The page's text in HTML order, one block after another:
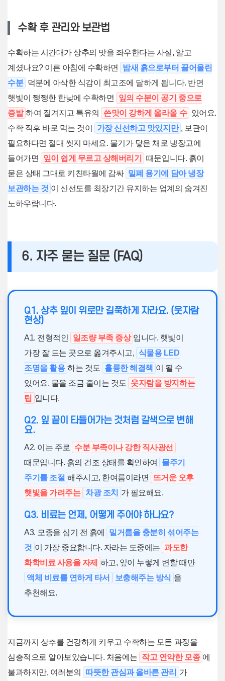
수확 후 관리와 보관법
수확하는 시간대가 상추의 맛을 좌우한다는 사실, 알고
계셨나요? 이른 아침에 수확하면
밤새 흙으로부터 끌어올린
수분 덕분에 아삭한 식감이 최고조에 달하게 됩니다. 반면
햇빛이 쨍쨍한 한낮에 수확하면
잎의 수분이 공기 중으로
증발 하여 질겨지고 특유의 쓴맛이 강하게 올라올 수 있어요.
수확 직후 바로 먹는 것이
가장 신선하고 맛있지만 , 보관이
필요하다면 절대 씻지 마세요. 물기가 닿은 채로 냉장고에
들어가면
잎이 쉽게 무르고 상해버리기
때문입니다. 흙이
묻은 상태 그대로 키친타월에 감싸 밀폐 용기에 담아 냉장
보관하는 것 이 신선도를 최장기간 유지하는 업계의 숨겨진
노하우랍니다.
6. 자주 묻는 질문 (FAQ)
Q1. 상추 잎이 위로만 길쭉하게 자라요. (웃자람
현상)
A1. 전형적인 일조량 부족 증상 입니다. 햇빛이
가장 잘 드는 곳으로 옮겨주시고, 식물용 LED
조명을 활용 하는 것도 훌륭한 해결책 이 될 수
있어요. 물을 조금 줄이는 것도
웃자람을 방지하는
팁 입니다.
Q2. 잎 끝이 타들어가는 것처럼 갈색으로 변해
요.
A2. 이는 주로
수분 부족이나 강한 직사광선
때문입니다. 흙의 건조 상태를 확인하여
물주기
주기를 조절 해주시고, 한여름이라면
뜨거운 오후
햇빛을 가려주는
차광 조치 가 필요해요.
Q3. 비료는 언제, 어떻게 주어야 하나요?
A3. 모종을 심기 전 흙에
밑거름을 충분히 섞어주는
것 이 가장 중요합니다. 자라는 도중에는 과도한
화학비료 사용을 자제
하고, 잎이 누렇게 변할 때만
액체 비료를 연하게 타서
보충해주는 방식 을
추천해요.
지금까지 상추를 건강하게 키우고 수확하는 모든 과정을
심층적으로 알아보았습니다. 처음에는 작고 연약한 모종 에
불과하지만, 여러분의
따뜻한 관심과 올바른 관리
가